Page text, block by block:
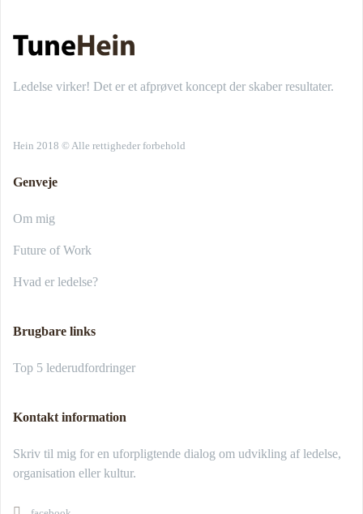
Ledelse virker! Det er et afprøvet koncept der skaber resultater.
Hein 2018 © Alle rettigheder forbehold
Genveje
Om mig
Future of Work
Hvad er ledelse?
Brugbare links
Top 5 lederudfordringer
Kontakt information
Skriv til mig for en uforpligtende dialog om udvikling af ledelse,
organisation eller kultur.